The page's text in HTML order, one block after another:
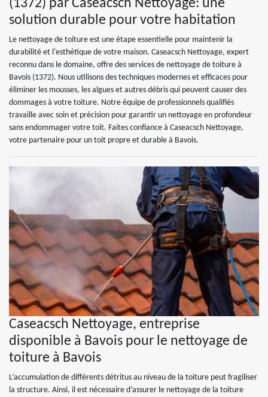
(1372) par Caseacsch Nettoyage: une
solution durable pour votre habitation
Le nettoyage de toiture est une étape essentielle pour maintenir la
durabilité et l'esthétique de votre maison. Caseacsch Nettoyage, expert
reconnu dans le domaine, offre des services de nettoyage de toiture à
Bavois (1372). Nous utilisons des techniques modernes et efficaces pour
éliminer les mousses, les algues et autres débris qui peuvent causer des
dommages à votre toiture. Notre équipe de professionnels qualifiés
travaille avec soin et précision pour garantir un nettoyage en profondeur
sans endommager votre toit. Faites confiance à Caseacsch Nettoyage,
votre partenaire pour un toit propre et durable à Bavois.
Caseacsch Nettoyage, entreprise
disponible à Bavois pour le nettoyage de
toiture à Bavois
L’accumulation de différents détritus au niveau de la toiture peut fragiliser
la structure. Ainsi, il est nécessaire d’assurer le nettoyage de la toiture